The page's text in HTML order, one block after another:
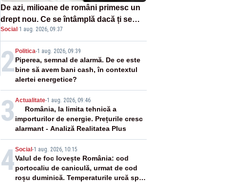
De azi, milioane de români primesc un
drept nou. Ce se întâmplă dacă ți se
strică un produs
Social ·1 aug. 2026, 09:37
2 Politica-1 aug. 2026, 09:39
Piperea, semnal de alarmă. De ce este
bine să avem bani cash, în contextul
alertei energetice?
3 Actualitate-1 aug. 2026, 09:46
România, la limita tehnică a
importurilor de energie. Prețurile cresc
alarmant - Analiză Realitatea Plus
4Social -1 aug. 2026, 10:15
Valul de foc lovește România: cod
portocaliu de caniculă, urmat de cod
roșu duminică. Temperaturile urcă spre